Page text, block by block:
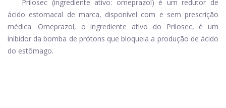
Prilosec (ingrediente ativo: omeprazol) é um redutor de
ácido estomacal de marca, disponível com e sem prescrição
médica. Omeprazol, o ingrediente ativo do Prilosec, é um
inibidor da bomba de prótons que bloqueia a produção de ácido
do estômago.